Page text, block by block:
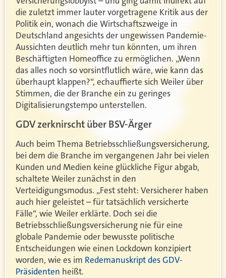
die zuletzt immer lauter vorgetragene Kritik aus der
Politik ein, wonach die Wirtschaftszweige in
Deutschland angesichts der ungewissen Pandemie-
Aussichten deutlich mehr tun könnten, um ihren
Beschäftigten Homeoffice zu ermöglichen. „Wenn
das alles noch so vorsintflutlich wäre, wie kann das
überhaupt klappen?“, echauffierte sich Weiler über
Stimmen, die der Branche ein zu geringes
Digitalisierungstempo unterstellen.
GDV zerknirscht über BSV-Ärger
Auch beim Thema Betriebsschließungsversicherung,
bei dem die Branche im vergangenen Jahr bei vielen
Kunden und Medien keine glückliche Figur abgab,
schaltete Weiler zunächst in den
Verteidigungsmodus. „Fest steht: Versicherer haben
auch hier geleistet – für tatsächlich versicherte
Fälle“, wie Weiler erklärte. Doch sei die
Betriebsschließungsversicherung nie für eine
globale Pandemie oder bewusste politische
Entscheidungen wie einen Lockdown konzipiert
worden, wie es im Redemanuskript des GDV-
Präsidenten heißt.